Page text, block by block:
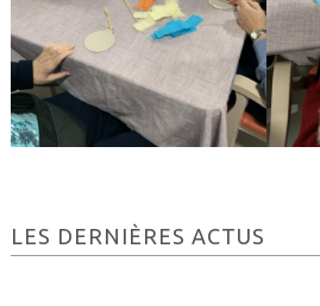
Barre
LES DERNIÈRES ACTUS